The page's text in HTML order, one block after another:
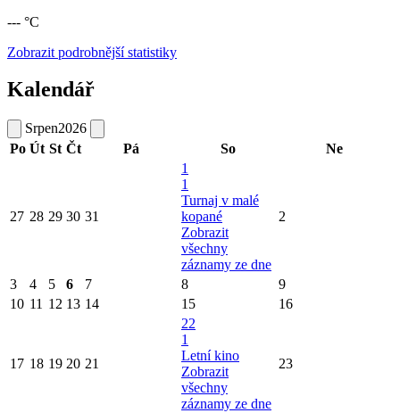
--- °C
Zobrazit podrobnější statistiky
Kalendář
Srpen2026
Po Út St Čt Pá So Ne
27 28 29 30 31
1
1
Turnaj v malé
kopané
Zobrazit
všechny
záznamy ze dne
2
3 4 5 6 7 8
9
10 11 12 13 14 15 16
17 18 19 20 21
22
1
Letní kino
Zobrazit
všechny
záznamy ze dne
23